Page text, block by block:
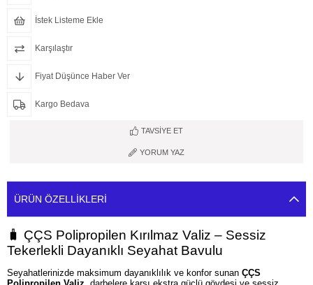
İstek Listeme Ekle
Karşılaştır
Fiyat Düşünce Haber Ver
Kargo Bedava
TAVSIYE ET
YORUM YAZ
ÜRÜN ÖZELLIKLERI
🧳 ÇÇS Polipropilen Kırılmaz Valiz – Sessiz
Tekerlekli Dayanıklı Seyahat Bavulu
Seyahatlerinizde maksimum dayanıklılık ve konfor sunan ÇÇS